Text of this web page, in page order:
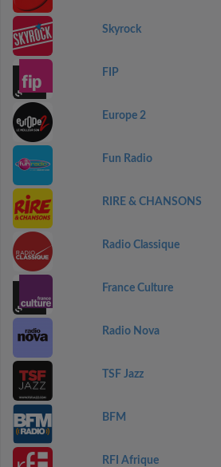
Skyrock
FIP
Europe 2
Fun Radio
RIRE & CHANSONS
Radio Classique
France Culture
Radio Nova
TSF Jazz
BFM
RFI Afrique